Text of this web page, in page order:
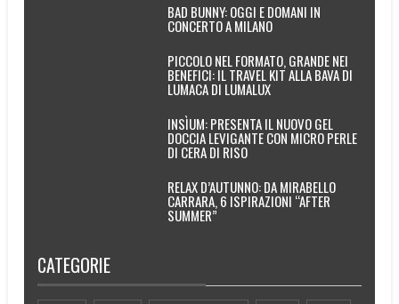
BAD BUNNY: OGGI E DOMANI IN
CONCERTO A MILANO
PICCOLO NEL FORMATO, GRANDE NEI
BENEFICI: IL TRAVEL KIT ALLA BAVA DI
LUMACA DI LUMALUX
INSÌUM: PRESENTA IL NUOVO GEL
DOCCIA LEVIGANTE CON MICRO PERLE
DI CERA DI RISO
RELAX D’AUTUNNO: DA MIRABELLO
CARRARA, 6 ISPIRAZIONI “AFTER
SUMMER”
CATEGORIE